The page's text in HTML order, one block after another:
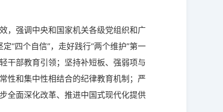
，强调中央和国家机关各级党组织和广
“四个自信”，走好践行“两个维护”第一
干部教育引领；坚持补短板、强弱项与
性和集中性相结合的纪律教育机制；严
全面深化改革、推进中国式现代化提供